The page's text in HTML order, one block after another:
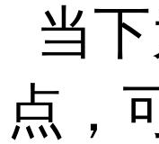
当
点，